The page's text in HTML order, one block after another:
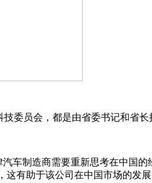
员会，都是由省委书记和省长
造商需要重新思考在中国的
有助于该公司在中国市场的发展